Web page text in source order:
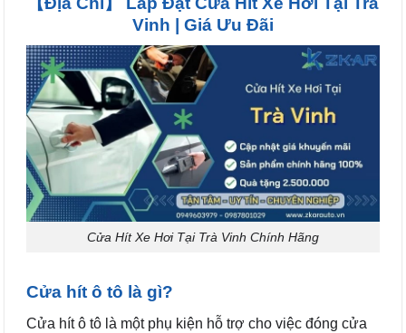
Vinh | Giá Ưu Đãi
Cửa Hít Xe Hơi Tại Trà Vinh Chính Hãng
Cửa hít ô tô là gì?
Cửa hít ô tô là một phụ kiện hỗ trợ cho việc đóng cửa